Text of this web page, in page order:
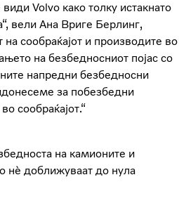
Volvo како толку истакнато
вели Ана Вриге Берлинг,
сообраќајот и производите во
на безбедносниот појас со
напредни безбедносни
за побезбедни
сообраќајот.“
на камионите и
нè доближуваат до нула